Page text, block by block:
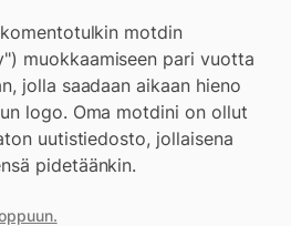
motdin
muokkaamiseen pari vuotta
jolla saadaan aikaan hieno
logo. Oma motdini on ollut
uutistiedosto, jollaisena
pidetäänkin.